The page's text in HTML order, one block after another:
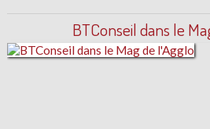
BTConseil dans le